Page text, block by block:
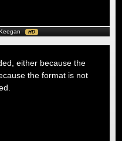
HD
either because the
the format is not